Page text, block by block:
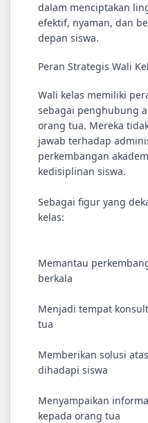
dalam menciptakan
efektif, nyaman, dan
depan siswa.
Peran Strategis Wali
Wali kelas memiliki
sebagai penghubung
orang tua. Mereka
jawab terhadap
perkembangan
kedisiplinan siswa.
Sebagai figur yang
kelas:
Memantau
berkala
Menjadi tempat
tua
Memberikan solusi
dihadapi siswa
Menyampaikan
kepada orang tua